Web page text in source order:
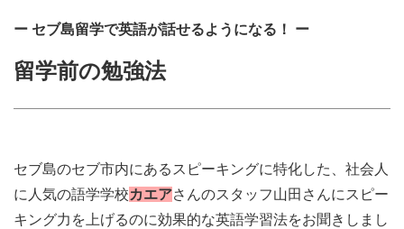
ー セブ島留学で英語が話せるようになる！ ー
留学前の勉強法
セブ島のセブ市内にあるスピーキングに特化した、社会人
に人気の語学学校カエアさんのスタッフ山田さんにスピー
キング力を上げるのに効果的な英語学習法をお聞きしまし